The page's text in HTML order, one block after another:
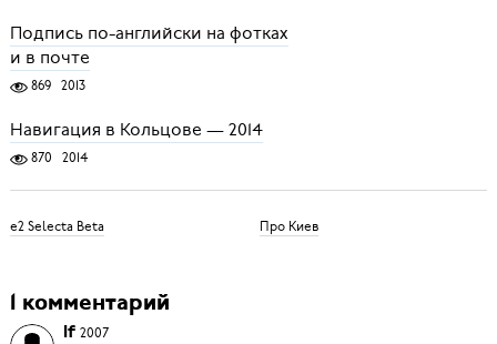
Подпись по-английски на фотках
и в почте
869 2013
Навигация в Кольцове — 2014
870 2014
e2 Selecta Beta Про Киев
1 комментарий
If 2007